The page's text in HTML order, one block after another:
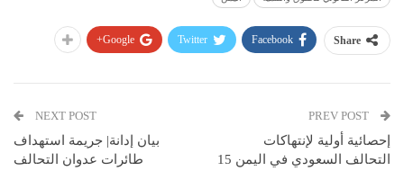
Share
Facebook
Twitter
Google+
إحصائية أولية لإنتهاكات
التحالف السعودي في اليمن 15
NEXT POST
بيان إدانة| جريمة استهداف
طائرات عدوان التحالف